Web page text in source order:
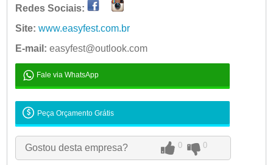
Ter:
09:00 - 18:00
Qua:
09:00 - 18:00 Aberto
Sex:
09:00 - 18:00
Sáb:
Dom:
Redes Sociais:
Site: www.easyfest.com.br
E-mail: easyfest@outlook.com
Fale via WhatsApp
Peça Orçamento Grátis
Gostou desta empresa? 0 0